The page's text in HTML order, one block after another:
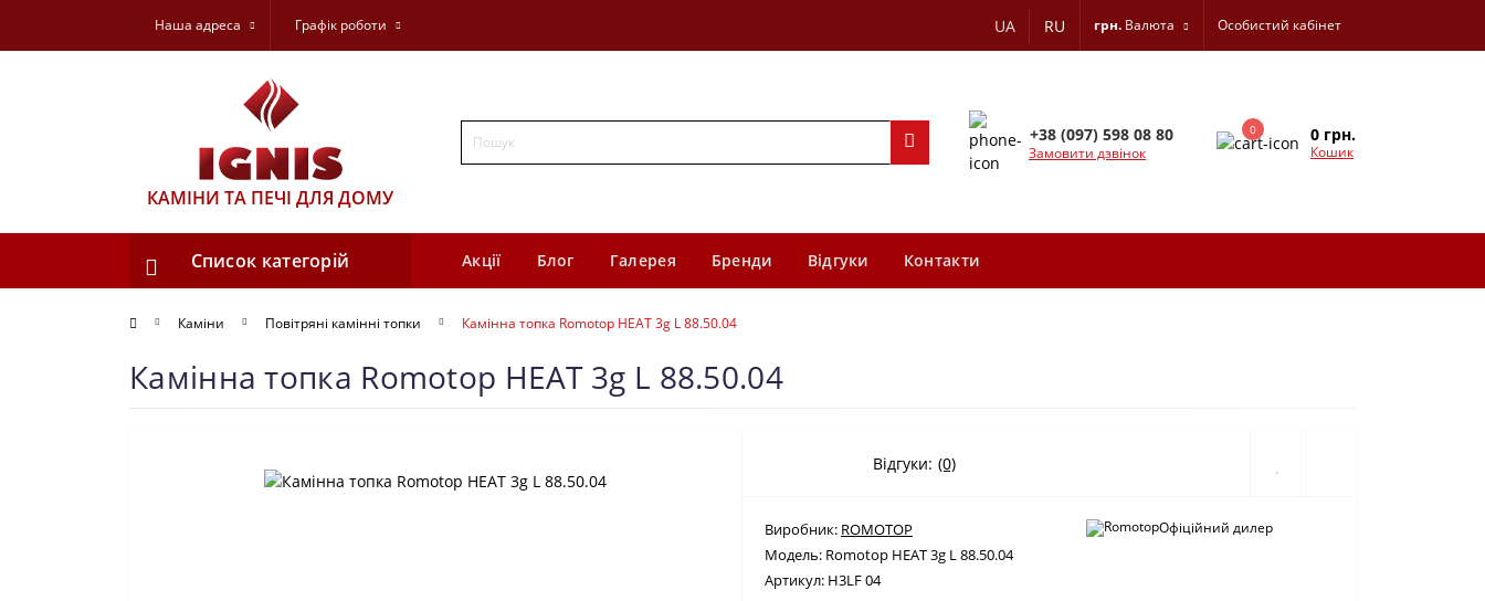
Наша адреса Графік роботи UA RU грн. Валюта Особистий кабінет
КАМІНИ ТА ПЕЧІ ДЛЯ ДОМУ
+38 (097) 598 08 80
Замовити дзвінок
0 0 грн.
Кошик
Список категорій Акції Блог Галерея Бренди Відгуки Контакти
Каміни Повітряні камінні топки Камінна топка Romotop HEAT 3g L 88.50.04
Камінна топка Romotop HEAT 3g L 88.50.04
Відгуки: (0)
Виробник: ROMOTOP
Модель: Romotop HEAT 3g L 88.50.04
Артикул: H3LF 04
Офіційний дилер